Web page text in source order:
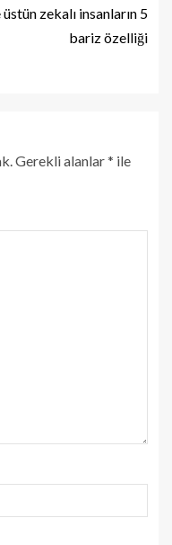
zekalı insanların 5
bariz özelliği
Gerekli alanlar* ile